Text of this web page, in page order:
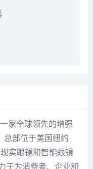
家全球领先的增强
总部位于美国纽约
实眼镜和智能眼镜
于为消费者、企业和